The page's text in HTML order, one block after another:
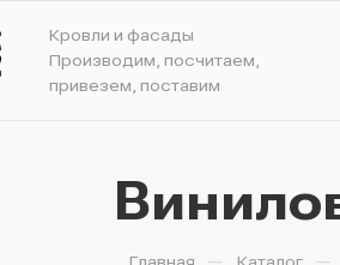
Кровли и фасады
Производим, посчитаем,
привезем, поставим
Главная Каталог